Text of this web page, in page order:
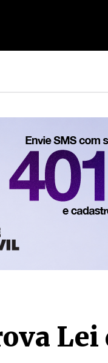
Lei